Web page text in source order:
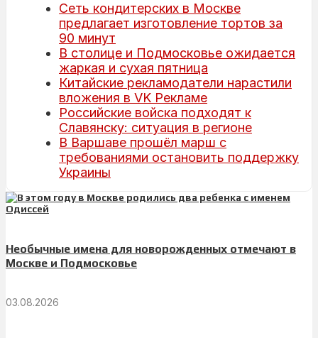
Сеть кондитерских в Москве
предлагает изготовление тортов за
90 минут
В столице и Подмосковье ожидается
жаркая и сухая пятница
Китайские рекламодатели нарастили
вложения в VK Рекламе
Российские войска подходят к
Славянску: ситуация в регионе
В Варшаве прошёл марш с
требованиями остановить поддержку
Украины
Необычные имена для новорожденных отмечают в
Москве и Подмосковье
03.08.2026